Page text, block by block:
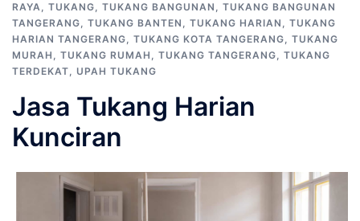
RAYA, TUKANG, TUKANG BANGUNAN , TUKANG BANGUNAN
TANGERANG, TUKANG BANTEN , TUKANG HARIAN , TUKANG
HARIAN TANGERANG, TUKANG KOTA TANGERANG, TUKANG
MURAH , TUKANG RUMAH , TUKANG TANGERANG, TUKANG
TERDEKAT, UPAH TUKANG
Jasa Tukang Harian
Kunciran